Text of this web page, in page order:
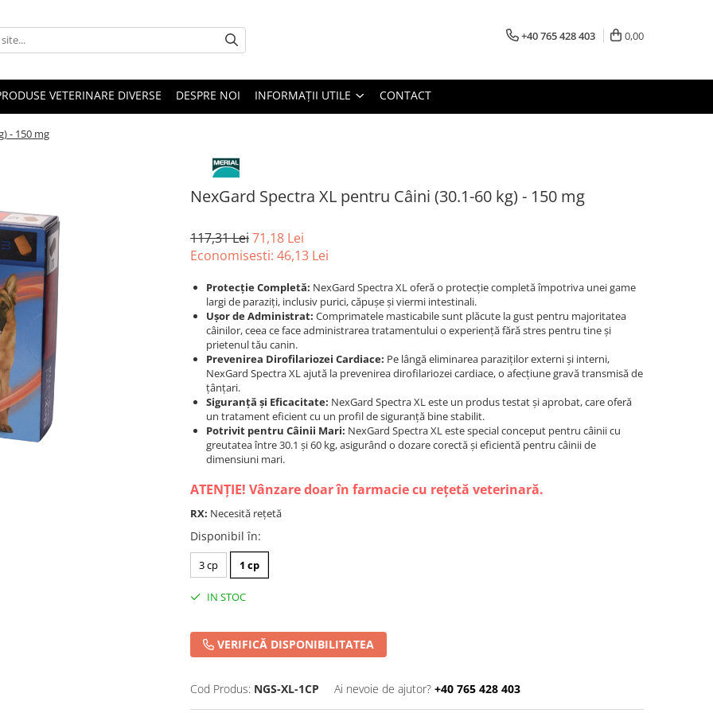
+40 765 428 403 0,00
VETERINARE DIVERSE DESPRE NOI INFORMAȚII UTILE CONTACT
- 150 mg
NexGard Spectra XL pentru Câini (30.1-60 kg) - 150 mg
117,31 Lei71,18 Lei
Economisesti: 46,13 Lei
Protecție Completă: NexGard Spectra XL oferă o protecție completă împotriva unei game
largi de paraziți, inclusiv purici, căpușe și viermi intestinali.
Ușor de Administrat: Comprimatele masticabile sunt plăcute la gust pentru majoritatea
câinilor, ceea ce face administrarea tratamentului o experiență fără stres pentru tine și
prietenul tău canin.
Prevenirea Dirofilariozei Cardiace: Pe lângă eliminarea paraziților externi și interni,
NexGard Spectra XL ajută la prevenirea dirofilariozei cardiace, o afecțiune gravă transmisă de
țânțari.
Siguranță și Eficacitate: NexGard Spectra XL este un produs testat și aprobat, care oferă
un tratament eficient cu un profil de siguranță bine stabilit.
Potrivit pentru Câinii Mari: NexGard Spectra XL este special conceput pentru câinii cu
greutatea între 30.1 și 60 kg, asigurând o dozare corectă și eficientă pentru câinii de
dimensiuni mari.
ATENȚIE! Vânzare doar în farmacie cu rețetă veterinară.
RX: Necesită rețetă
Disponibil în:
3 cp 1 cp
IN STOC
VERIFICĂ DISPONIBILITATEA
Cod Produs: NGS-XL-1CP Ai nevoie de ajutor? +40 765 428 403